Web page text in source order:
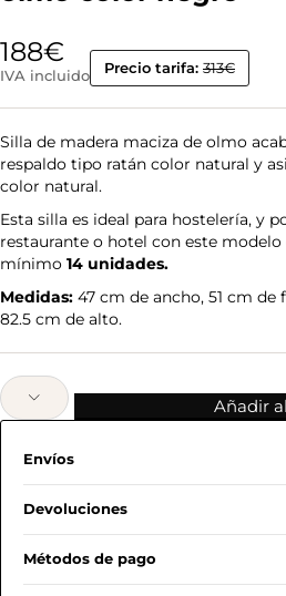
188€
IVA incluido Precio tarifa: 313€
Silla de madera maciza de olmo
respaldo tipo ratán color natural y
color natural.
Esta silla es ideal para hostelería, y
restaurante o hotel con este
mínimo 14 unidades.
Medidas: 47 cm de ancho, 51 cm
82.5 cm de alto.
Añadir
Envíos
Devoluciones
Métodos de pago